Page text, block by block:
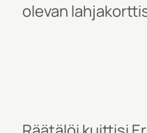
olevan